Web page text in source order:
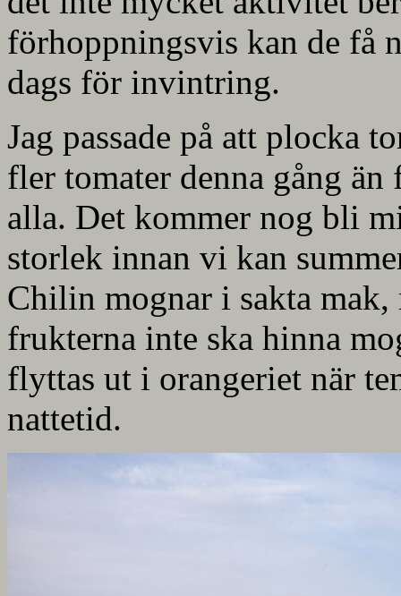
förhoppningsvis kan de få
dags för invintring.
Jag passade på att plocka
fler tomater denna gång
alla. Det kommer nog bli
storlek innan vi kan
Chilin mognar i sakta
frukterna inte ska hinna
flyttas ut i orangeriet när
nattetid.